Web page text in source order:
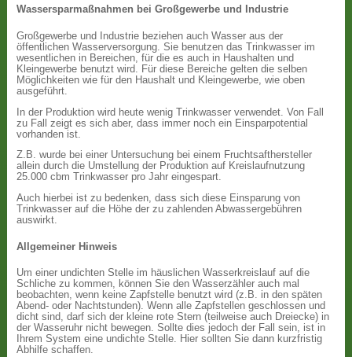
Wassersparmaßnahmen bei Großgewerbe und Industrie
Großgewerbe und Industrie beziehen auch Wasser aus der
öffentlichen Wasserversorgung. Sie benutzen das Trinkwasser im
wesentlichen in Bereichen, für die es auch in Haushalten und
Kleingewerbe benutzt wird. Für diese Bereiche gelten die selben
Möglichkeiten wie für den Haushalt und Kleingewerbe, wie oben
ausgeführt.
In der Produktion wird heute wenig Trinkwasser verwendet. Von Fall
zu Fall zeigt es sich aber, dass immer noch ein Einsparpotential
vorhanden ist.
Z.B. wurde bei einer Untersuchung bei einem Fruchtsafthersteller
allein durch die Umstellung der Produktion auf Kreislaufnutzung
25.000 cbm Trinkwasser pro Jahr eingespart.
Auch hierbei ist zu bedenken, dass sich diese Einsparung von
Trinkwasser auf die Höhe der zu zahlenden Abwassergebühren
auswirkt.
Allgemeiner Hinweis
Um einer undichten Stelle im häuslichen Wasserkreislauf auf die
Schliche zu kommen, können Sie den Wasserzähler auch mal
beobachten, wenn keine Zapfstelle benutzt wird (z.B. in den späten
Abend- oder Nachtstunden). Wenn alle Zapfstellen geschlossen und
dicht sind, darf sich der kleine rote Stern (teilweise auch Dreiecke) in
der Wasseruhr nicht bewegen. Sollte dies jedoch der Fall sein, ist in
Ihrem System eine undichte Stelle. Hier sollten Sie dann kurzfristig
Abhilfe schaffen.